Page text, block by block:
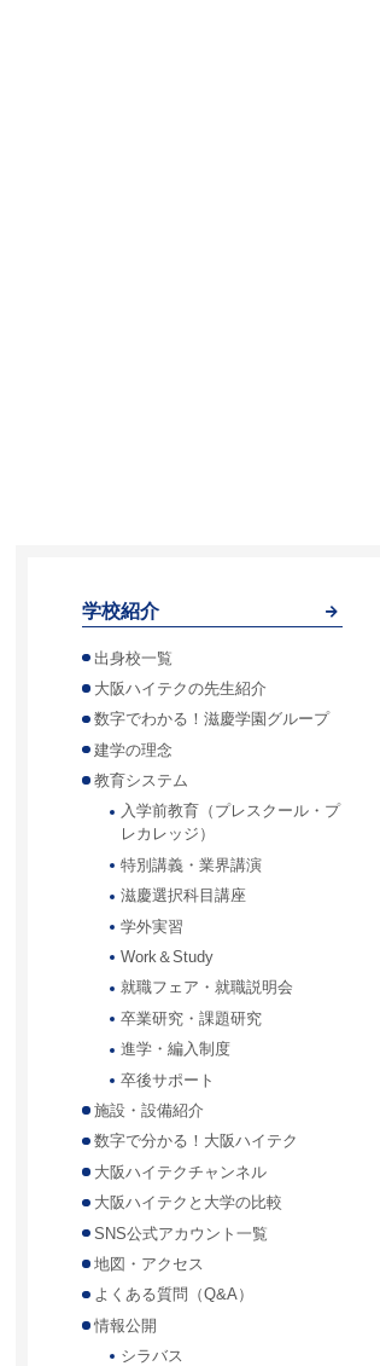
学校紹介
出身校一覧
大阪ハイテクの先生紹介
数字でわかる！滋慶学園グループ
建学の理念
教育システム
入学前教育（プレスクール・プ
レカレッジ）
特別講義・業界講演
滋慶選択科目講座
学外実習
Work＆Study
就職フェア・就職説明会
卒業研究・課題研究
進学・編入制度
卒後サポート
施設・設備紹介
数字で分かる！大阪ハイテク
大阪ハイテクチャンネル
大阪ハイテクと大学の比較
SNS公式アカウント一覧
地図・アクセス
よくある質問（Q&A）
情報公開
シラバス